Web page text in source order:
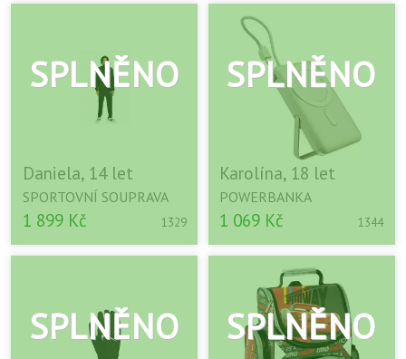
Daniela, 14 let
SPORTOVNÍ SOUPRAVA
1 899 Kč 1329
Karolína, 18 let
POWERBANKA
1 069 Kč 1344